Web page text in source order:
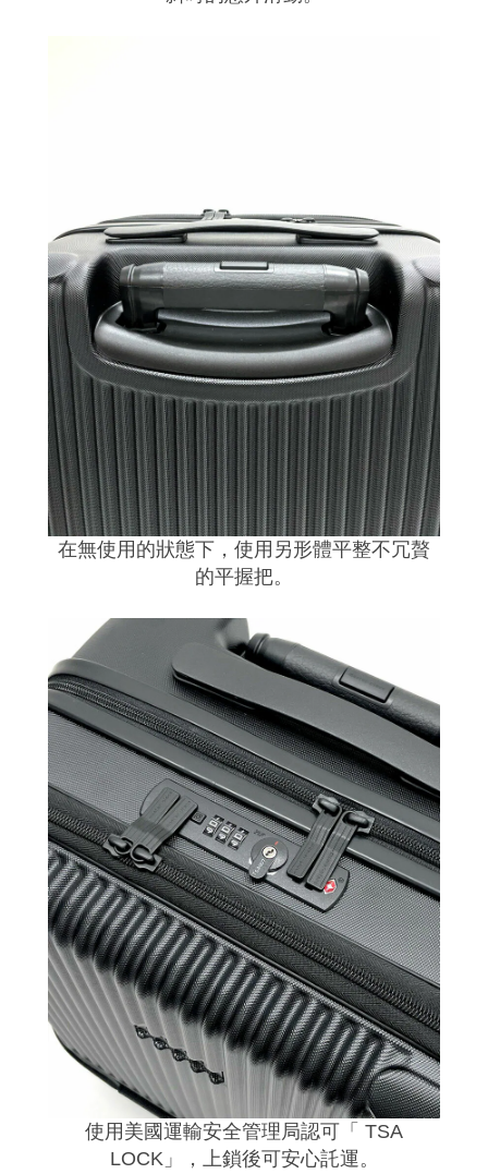
在無使用的狀態下，使用另形體平整不冗贅
的平握把。
使用美國運輸安全管理局認可「 TSA
LOCK」，上鎖後可安心託運。